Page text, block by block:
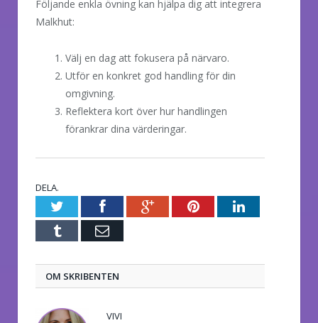
Följande enkla övning kan hjälpa dig att integrera
Malkhut:
Välj en dag att fokusera på närvaro.
Utför en konkret god handling för din
omgivning.
Reflektera kort över hur handlingen
förankrar dina värderingar.
DELA.
TwitterFacebookGoogle+PinterestLinkedIn
Tumblr E-
OM SKRIBENTEN
VIVI